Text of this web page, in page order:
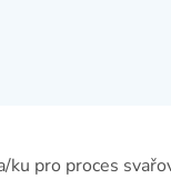
ku pro proces